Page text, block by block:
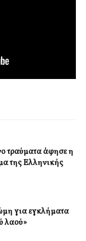
τραύματα άφησε η
της Ελληνικής
για εγκλήματα
λαού»